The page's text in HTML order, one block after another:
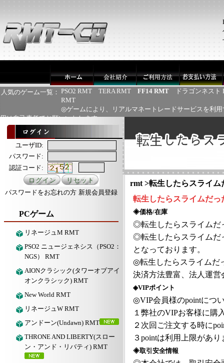
人気のゲーム一覧： PSO2 RMT TERA RMT FF14 RMT
ドラゴンネスト
RMT
◎ゲームにより、リアルマネートレードサービスを利
用は自己責任でお願いいたします
ユーザID:
パスワード:
認証コード:
パスワードをお忘れの方 新規会員登録
PCゲーム
リネージュM RMT
PSO2 ニュージェネシス（PSO2：
NGS） RMT
AIONクラシック(タワーオブアイ
オンクラシック) RMT
New World RMT
リネージュW RMT
アンドーン(Undawn) RMT
THRONE AND LIBERTY(スロー
ン・アンド・リバティ) RMT
rmt >転生したらスライ
転生したらスライムだ
◈価格/在庫
◎転生したらスライム
◎転生したらスライム
となっております。
◎転生したらスライムだ
決済方法豊富、法人運
◈VIPポイント
◎VIP会員様のpointにつ
１弊社のVIPお客様に購
２次回ご注文する時に
３pointは利用上限があ
◈取引安全情報